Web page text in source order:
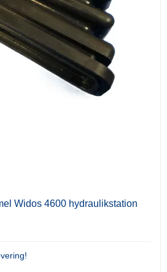
Widos 4600 hydraulikstation